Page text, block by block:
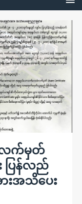
က်မှတ်
ပြန်လည်
းအသိပေး